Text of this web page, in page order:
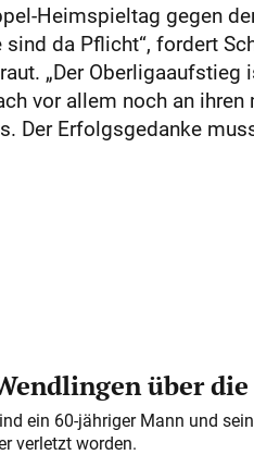
Heimspieltag gegen
da Pflicht“, fordert
„Der Oberligaaufstieg
vor allem noch an ihren
Der Erfolgsgedanke
über
ein 60-jähriger Mann und
verletzt worden.